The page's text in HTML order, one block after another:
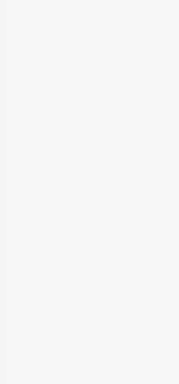
vous soyez à la recherche d’un
pour un rendez-vous